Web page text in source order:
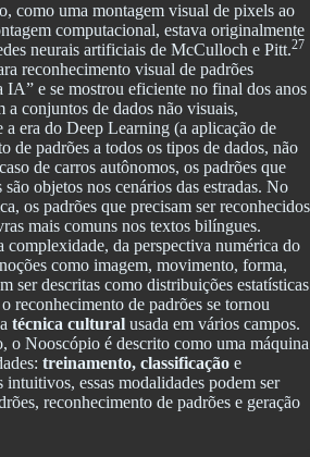
como uma montagem visual de pixels ao
computacional, estava originalmente
neurais artificiais de McCulloch e Pitt.27
reconhecimento visual de padrões
IA” e se mostrou eficiente no final dos anos
conjuntos de dados não visuais,
era do Deep Learning (a aplicação de
de padrões a todos os tipos de dados, não
de carros autônomos, os padrões que
objetos nos cenários das estradas. No
os padrões que precisam ser reconhecidos
mais comuns nos textos bilíngues.
complexidade, da perspectiva numérica do
como imagem, movimento, forma,
ser descritas como distribuições estatísticas
reconhecimento de padrões se tornou
técnica cultural usada em vários campos.
o Nooscópio é descrito como uma máquina
treinamento, classificação e
intuitivos, essas modalidades podem ser
reconhecimento de padrões e geração